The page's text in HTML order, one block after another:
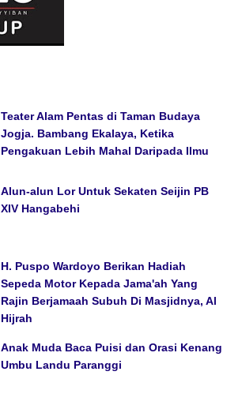
Teater Alam Pentas di Taman Budaya
Jogja. Bambang Ekalaya, Ketika
Pengakuan Lebih Mahal Daripada Ilmu
Alun-alun Lor Untuk Sekaten Seijin PB
XIV Hangabehi
H. Puspo Wardoyo Berikan Hadiah
Sepeda Motor Kepada Jama'ah Yang
Rajin Berjamaah Subuh Di Masjidnya, Al
Hijrah
Anak Muda Baca Puisi dan Orasi Kenang
Umbu Landu Paranggi